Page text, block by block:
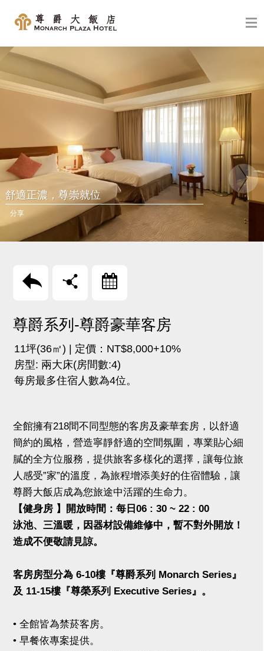
適正濃，尊崇就位
分享
回上頁 分享 訂房
尊爵系列-尊爵豪華客房
11坪(36㎡) | 定價：NT$8,000+10%
房型: 兩大床(房間數:4)
每房最多住宿人數為4位。
全館擁有218間不同型態的客房及豪華套房，以舒適
簡約的風格，營造寧靜舒適的空間氛圍，專業貼心細
膩的全方位服務，提供旅客多樣化的選擇，讓每位旅
人感受”家”的溫度，為旅程增添美好的住宿體驗，讓
尊爵大飯店成為您旅途中活躍的生命力。
【健身房 】開放時間：每日06 : 30 ~ 22 : 00
泳池、三溫暖，因器材設備維修中，暫不對外開放！
造成不便敬請見諒。
客房房型分為 6-10樓『尊爵系列 Monarch Series』
及 11-15樓『尊榮系列 Executive Series』。
• 全館皆為禁菸客房。
• 早餐依專案提供。